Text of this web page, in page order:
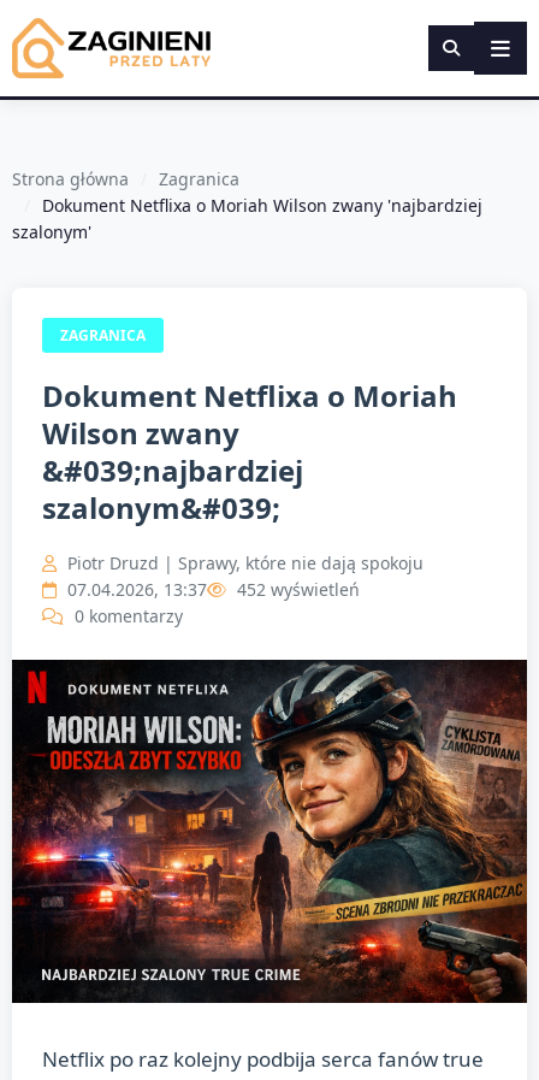
Strona główna
Zagranica
Dokument Netflixa o Moriah Wilson zwany 'najbardziej
szalonym'
ZAGRANICA
Dokument Netflixa o Moriah
Wilson zwany
&#039;najbardziej
szalonym&#039;
Piotr Druzd | Sprawy, które nie dają spokoju
07.04.2026, 13:37
452 wyświetleń
0 komentarzy
Netflix po raz kolejny podbija serca fanów true